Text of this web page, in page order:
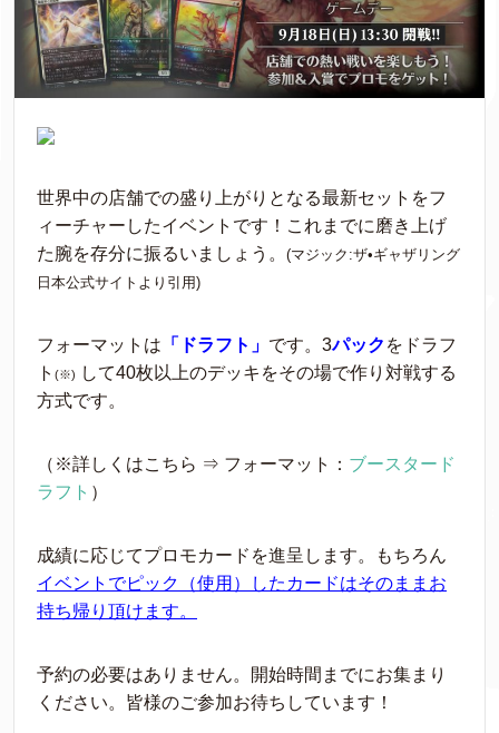
世界中の店舗での盛り上がりとなる最新セットをフ
ィーチャーしたイベントです！これまでに磨き上げ
た腕を存分に振るいましょう。 (マジック:ザ•ギャザリング
日本公式サイトより引用)
フォーマットは 「ドラフト」 です。3パック をドラフ
ト (※)
して40枚以上のデッキをその場で作り対戦する
方式です。
（※詳しくはこちら ⇒ フォーマット： ブースタード
ラフト ）
成績に応じてプロモカードを進呈します。もちろん
イベントでピック（使用）したカードはそのままお
持ち帰り頂けます。
予約の必要はありません。開始時間までにお集まり
ください。皆様のご参加お待ちしています！